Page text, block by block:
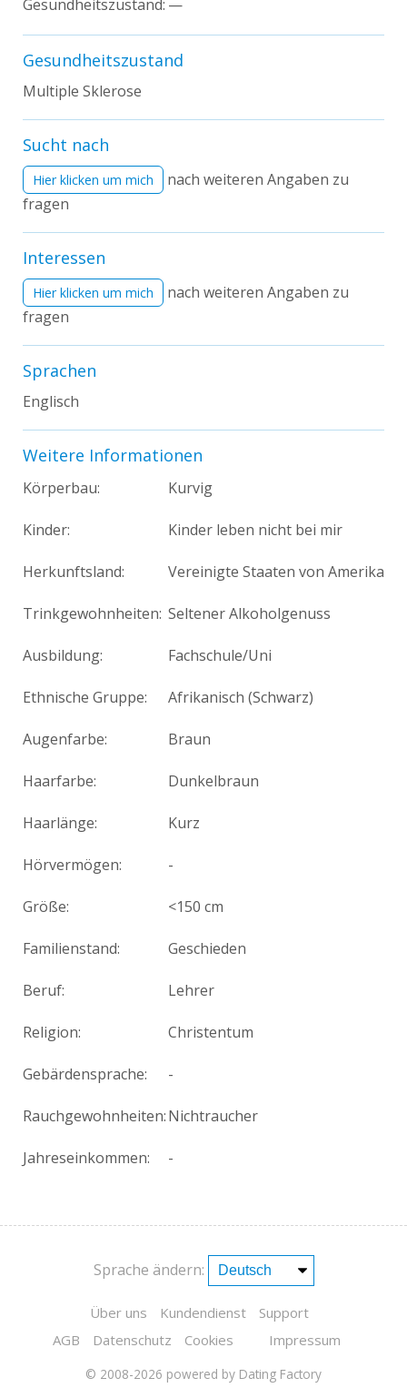
Gesundheitszustand: —
Gesundheitszustand
Multiple Sklerose
Sucht nach
Hier klicken um mich
nach weiteren Angaben zu
fragen
Interessen
Hier klicken um mich
nach weiteren Angaben zu
fragen
Sprachen
Englisch
Weitere Informationen
Körperbau: Kurvig
Kinder: Kinder leben nicht bei mir
Herkunftsland: Vereinigte Staaten von Amerika
Trinkgewohnheiten: Seltener Alkoholgenuss
Ausbildung: Fachschule/Uni
Ethnische Gruppe: Afrikanisch (Schwarz)
Augenfarbe: Braun
Haarfarbe: Dunkelbraun
Haarlänge: Kurz
Hörvermögen: -
Größe: <150 cm
Familienstand: Geschieden
Beruf: Lehrer
Religion: Christentum
Gebärdensprache: -
Rauchgewohnheiten:Nichtraucher
Jahreseinkommen: -
Sprache ändern:
Über uns Kundendienst
Support
AGB
Datenschutz Cookies Impressum
© 2008-2026 powered by Dating Factory